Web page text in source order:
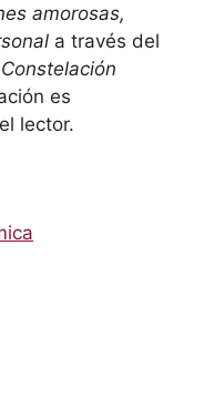
amorosas,
a través del
Constelación
es
lector.